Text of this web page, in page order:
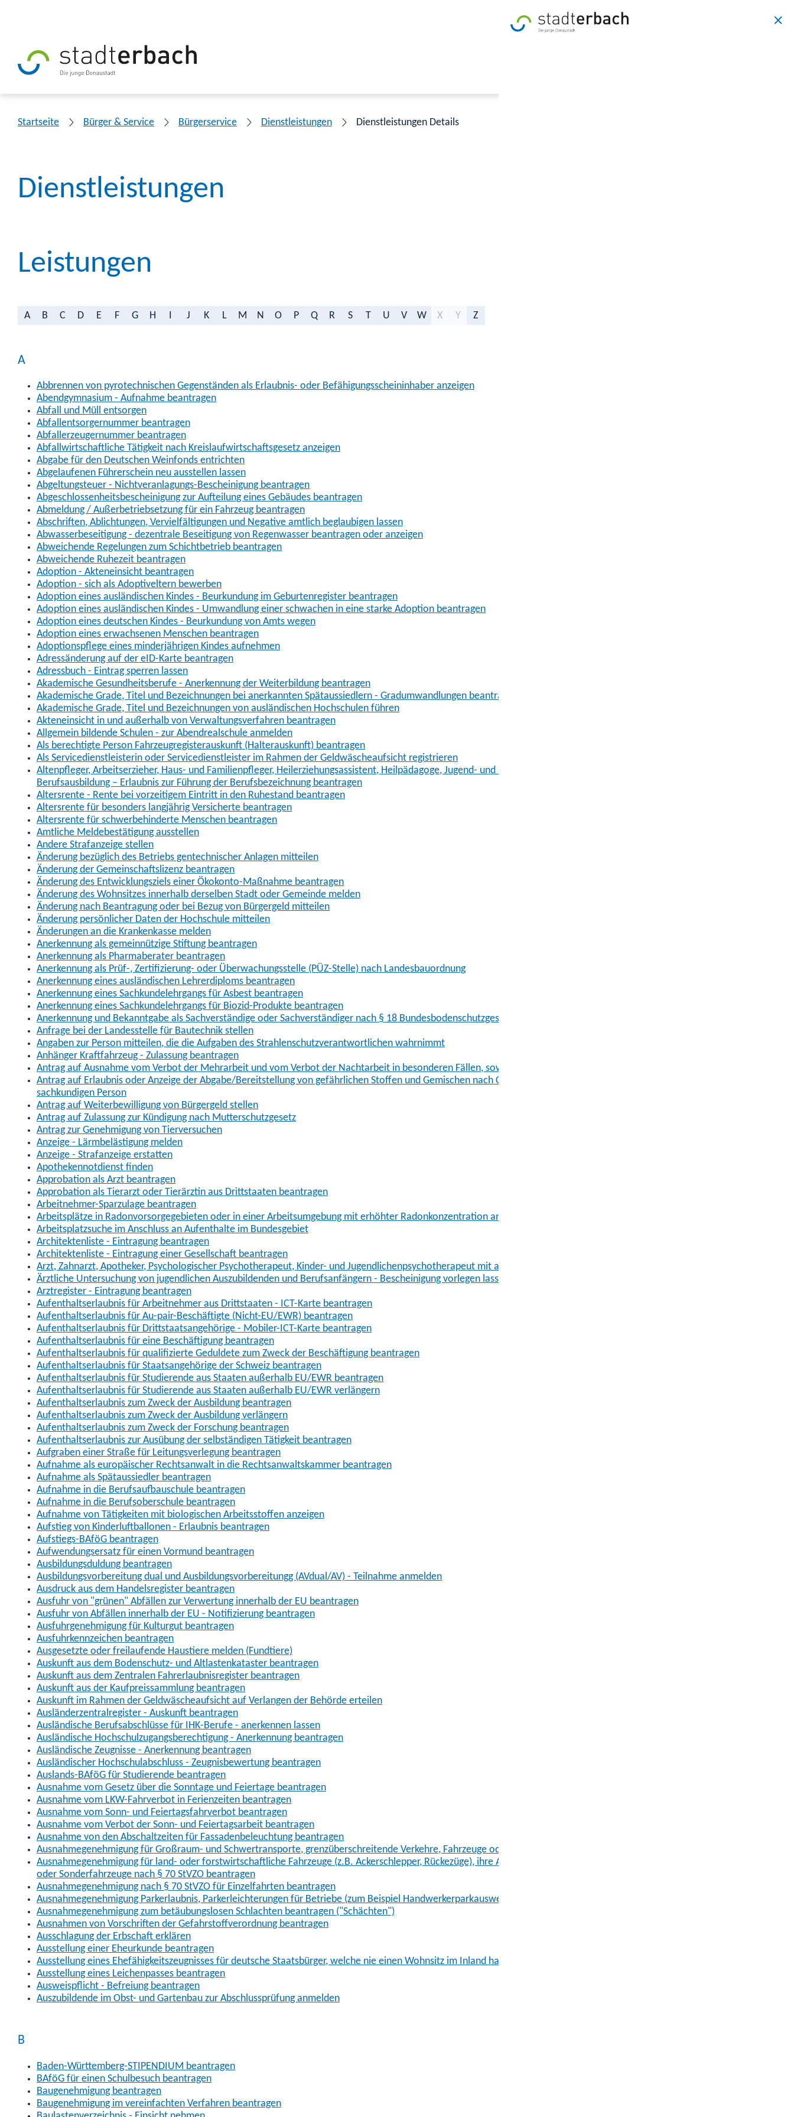
Startseite Bürger & Service Bürgerservice Dienstleistungen Dienstleistungen Details
Dienstleistungen
Leistungen
A B C D E F G H J K L M N O P Q R S T U V W X Y Z
A
Abbrennen von pyrotechnischen Gegenständen als Erlaubnis- oder Befähigungsscheininhaber anzeigen
Abendgymnasium - Aufnahme beantragen
Abfall und Müll entsorgen
Abfallentsorgernummer beantragen
Abfallerzeugernummer beantragen
Abfallwirtschaftliche Tätigkeit nach Kreislaufwirtschaftsgesetz anzeigen
Abgabe für den Deutschen Weinfonds entrichten
Abgelaufenen Führerschein neu ausstellen lassen
Abgeltungsteuer - Nichtveranlagungs-Bescheinigung beantragen
Abgeschlossenheitsbescheinigung zur Aufteilung eines Gebäudes beantragen
Abmeldung / Außerbetriebsetzung für ein Fahrzeug beantragen
Abschriften, Ablichtungen, Vervielfältigungen und Negative amtlich beglaubigen lassen
Abwasserbeseitigung - dezentrale Beseitigung von Regenwasser beantragen oder anzeigen
Abweichende Regelungen zum Schichtbetrieb beantragen
Abweichende Ruhezeit beantragen
Adoption - Akteneinsicht beantragen
Adoption - sich als Adoptiveltern bewerben
Adoption eines ausländischen Kindes - Beurkundung im Geburtenregister beantragen
Adoption eines ausländischen Kindes - Umwandlung einer schwachen in eine starke Adoption beantragen
Adoption eines deutschen Kindes - Beurkundung von Amts wegen
Adoption eines erwachsenen Menschen beantragen
Adoptionspflege eines minderjährigen Kindes aufnehmen
Adressänderung auf der eID-Karte beantragen
Adressbuch - Eintrag sperren lassen
Akademische Gesundheitsberufe - Anerkennung der Weiterbildung beantragen
Akademische Grade, Titel und Bezeichnungen bei anerkannten Spätaussiedlern - Gradumwandlungen beantragen
Akademische Grade, Titel und Bezeichnungen von ausländischen Hochschulen führen
Akteneinsicht in und außerhalb von Verwaltungsverfahren beantragen
Allgemein bildende Schulen - zur Abendrealschule anmelden
Als berechtigte Person Fahrzeugregisterauskunft (Halterauskunft) beantragen
Als Servicedienstleisterin oder Servicedienstleister im Rahmen der Geldwäscheaufsicht registrieren
Altenpfleger, Arbeitserzieher, Haus- und Familienpfleger, Heilerziehungsassistent, Heilpädagoge, Jugend- und Heimerzieher, Sozialarbeiter, Sozialpädagoge mit ausländischer
Berufsausbildung – Erlaubnis zur Führung der Berufsbezeichnung beantragen
Altersrente - Rente bei vorzeitigem Eintritt in den Ruhestand beantragen
Altersrente für besonders langjährig Versicherte beantragen
Altersrente für schwerbehinderte Menschen beantragen
Amtliche Meldebestätigung ausstellen
Andere Strafanzeige stellen
Änderung bezüglich des Betriebs gentechnischer Anlagen mitteilen
Änderung der Gemeinschaftslizenz beantragen
Änderung des Entwicklungsziels einer Ökokonto-Maßnahme beantragen
Änderung des Wohnsitzes innerhalb derselben Stadt oder Gemeinde melden
Änderung nach Beantragung oder bei Bezug von Bürgergeld mitteilen
Änderung persönlicher Daten der Hochschule mitteilen
Änderungen an die Krankenkasse melden
Anerkennung als gemeinnützige Stiftung beantragen
Anerkennung als Pharmaberater beantragen
Anerkennung als Prüf-, Zertifizierung- oder Überwachungsstelle (PÜZ-Stelle) nach Landesbauordnung
Anerkennung eines ausländischen Lehrerdiploms beantragen
Anerkennung eines Sachkundelehrgangs für Asbest beantragen
Anerkennung eines Sachkundelehrgangs für Biozid-Produkte beantragen
Anerkennung und Bekanntgabe als Sachverständige oder Sachverständiger nach § 18 Bundesbodenschutzgesetz
Anfrage bei der Landesstelle für Bautechnik stellen
Angaben zur Person mitteilen, die die Aufgaben des Strahlenschutzverantwortlichen wahrnimmt
Anhänger Kraftfahrzeug - Zulassung beantragen
Antrag auf Ausnahme vom Verbot der Mehrarbeit und vom Verbot der Nachtarbeit in besonderen Fällen, sowie der Art der Arbeit und dem Arbeitstempo
Antrag auf Erlaubnis oder Anzeige der Abgabe/Bereitstellung von gefährlichen Stoffen und Gemischen nach ChemVerbotsV sowie Änderungsanzeigen bei Wechsel der
sachkundigen Person
Antrag auf Weiterbewilligung von Bürgergeld stellen
Antrag auf Zulassung zur Kündigung nach Mutterschutzgesetz
Antrag zur Genehmigung von Tierversuchen
Anzeige - Lärmbelästigung melden
Anzeige - Strafanzeige erstatten
Apothekennotdienst finden
Approbation als Arzt beantragen
Approbation als Tierarzt oder Tierärztin aus Drittstaaten beantragen
Arbeitnehmer-Sparzulage beantragen
Arbeitsplätze in Radonvorsorgegebieten oder in einer Arbeitsumgebung mit erhöhter Radonkonzentration anmelden
Arbeitsplatzsuche im Anschluss an Aufenthalte im Bundesgebiet
Architektenliste - Eintragung beantragen
Architektenliste - Eintragung einer Gesellschaft beantragen
Arzt, Zahnarzt, Apotheker, Psychologischer Psychotherapeut, Kinder- und Jugendlichenpsychotherapeut mit ausländischer Berufsausbildung – Approbation beantragen
Ärztliche Untersuchung von jugendlichen Auszubildenden und Berufsanfängern - Bescheinigung vorlegen lassen
Arztregister - Eintragung beantragen
Aufenthaltserlaubnis für Arbeitnehmer aus Drittstaaten - ICT-Karte beantragen
Aufenthaltserlaubnis für Au-pair-Beschäftigte (Nicht-EU/EWR) beantragen
Aufenthaltserlaubnis für Drittstaatsangehörige - Mobiler-ICT-Karte beantragen
Aufenthaltserlaubnis für eine Beschäftigung beantragen
Aufenthaltserlaubnis für qualifizierte Geduldete zum Zweck der Beschäftigung beantragen
Aufenthaltserlaubnis für Staatsangehörige der Schweiz beantragen
Aufenthaltserlaubnis für Studierende aus Staaten außerhalb EU/EWR beantragen
Aufenthaltserlaubnis für Studierende aus Staaten außerhalb EU/EWR verlängern
Aufenthaltserlaubnis zum Zweck der Ausbildung beantragen
Aufenthaltserlaubnis zum Zweck der Ausbildung verlängern
Aufenthaltserlaubnis zum Zweck der Forschung beantragen
Aufenthaltserlaubnis zur Ausübung der selbständigen Tätigkeit beantragen
Aufgraben einer Straße für Leitungsverlegung beantragen
Aufnahme als europäischer Rechtsanwalt in die Rechtsanwaltskammer beantragen
Aufnahme als Spätaussiedler beantragen
Aufnahme in die Berufsaufbauschule beantragen
Aufnahme in die Berufsoberschule beantragen
Aufnahme von Tätigkeiten mit biologischen Arbeitsstoffen anzeigen
Aufstieg von Kinderluftballonen - Erlaubnis beantragen
Aufstiegs-BAföG beantragen
Aufwendungsersatz für einen Vormund beantragen
Ausbildungsduldung beantragen
Ausbildungsvorbereitung dual und Ausbildungsvorbereitungg (AVdual/AV) - Teilnahme anmelden
Ausdruck aus dem Handelsregister beantragen
Ausfuhr von "grünen" Abfällen zur Verwertung innerhalb der EU beantragen
Ausfuhr von Abfällen innerhalb der EU - Notifizierung beantragen
Ausfuhrgenehmigung für Kulturgut beantragen
Ausfuhrkennzeichen beantragen
Ausgesetzte oder freilaufende Haustiere melden (Fundtiere)
Auskunft aus dem Bodenschutz- und Altlastenkataster beantragen
Auskunft aus dem Zentralen Fahrerlaubnisregister beantragen
Auskunft aus der Kaufpreissammlung beantragen
Auskunft im Rahmen der Geldwäscheaufsicht auf Verlangen der Behörde erteilen
Ausländerzentralregister - Auskunft beantragen
Ausländische Berufsabschlüsse für IHK-Berufe - anerkennen lassen
Ausländische Hochschulzugangsberechtigung - Anerkennung beantragen
Ausländische Zeugnisse - Anerkennung beantragen
Ausländischer Hochschulabschluss - Zeugnisbewertung beantragen
Auslands-BAföG für Studierende beantragen
Ausnahme vom Gesetz über die Sonntage und Feiertage beantragen
Ausnahme vom LKW-Fahrverbot in Ferienzeiten beantragen
Ausnahme vom Sonn- und Feiertagsfahrverbot beantragen
Ausnahme vom Verbot der Sonn- und Feiertagsarbeit beantragen
Ausnahme von den Abschaltzeiten für Fassadenbeleuchtung beantragen
Ausnahmegenehmigung für Großraum- und Schwertransporte, grenzüberschreitende Verkehre, Fahrzeuge oder Fahrzeugkombinationen nach § 70 StVZO beantragen
Ausnahmegenehmigung für land- oder forstwirtschaftliche Fahrzeuge (z.B. Ackerschlepper, Rückezüge), ihre Anhänger, Arbeitsmaschinen (z.B. Gabelstapler, Mähdrescher)
oder Sonderfahrzeuge nach § 70 StVZO beantragen
Ausnahmegenehmigung nach § 70 StVZO für Einzelfahrten beantragen
Ausnahmegenehmigung Parkerlaubnis, Parkerleichterungen für Betriebe (zum Beispiel Handwerkerparkausweis)
Ausnahmegenehmigung zum betäubungslosen Schlachten beantragen ("Schächten")
Ausnahmen von Vorschriften der Gefahrstoffverordnung beantragen
Ausschlagung der Erbschaft erklären
Ausstellung einer Eheurkunde beantragen
Ausstellung eines Ehefähigkeitszeugnisses für deutsche Staatsbürger, welche nie einen Wohnsitz im Inland hatten
Ausstellung eines Leichenpasses beantragen
Ausweispflicht - Befreiung beantragen
Auszubildende im Obst- und Gartenbau zur Abschlussprüfung anmelden
B
Baden-Württemberg-STIPENDIUM beantragen
BAföG für einen Schulbesuch beantragen
Baugenehmigung beantragen
Baugenehmigung im vereinfachten Verfahren beantragen